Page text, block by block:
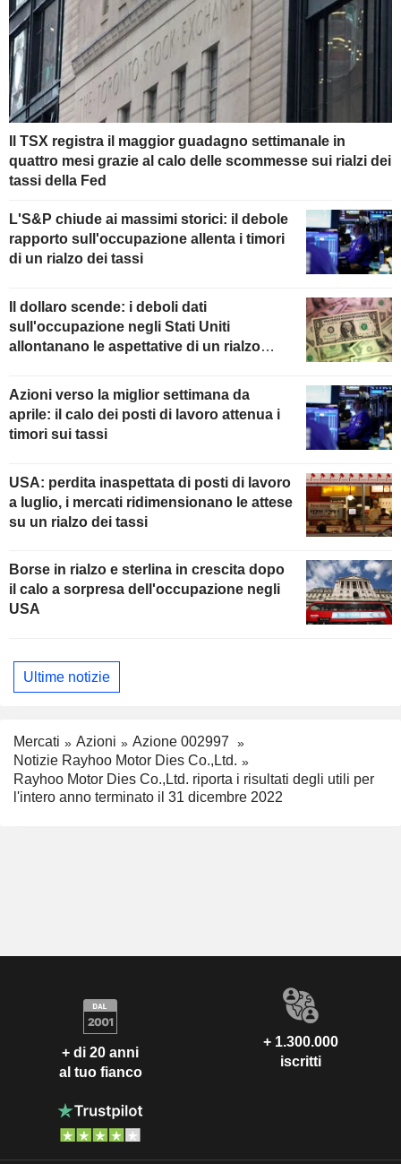
Il TSX registra il maggior guadagno settimanale in
quattro mesi grazie al calo delle scommesse sui rialzi dei
tassi della Fed
L'S&P chiude ai massimi storici: il debole
rapporto sull'occupazione allenta i timori
di un rialzo dei tassi
Il dollaro scende: i deboli dati
sull'occupazione negli Stati Uniti
allontanano le aspettative di un rialzo
Azioni verso la miglior settimana da
aprile: il calo dei posti di lavoro attenua i
timori sui tassi
USA: perdita inaspettata di posti di lavoro
a luglio, i mercati ridimensionano le attese
su un rialzo dei tassi
Borse in rialzo e sterlina in crescita dopo
il calo a sorpresa dell'occupazione negli
USA
Ultime notizie
Mercati Azioni
Azione 002997
Notizie Rayhoo Motor Dies Co.,Ltd.
Rayhoo Motor Dies Co.,Ltd. riporta i risultati degli utili per
l'intero anno terminato il 31 dicembre 2022
+ di 20 anni
al tuo fianco
+ 1.300.000
iscritti